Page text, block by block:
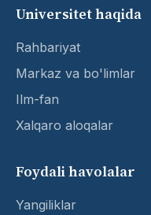
Universitet haqida
Rahbariyat
Markaz va bo'limlar
Ilm-fan
Xalqaro aloqalar
Foydali havolalar
Yangiliklar